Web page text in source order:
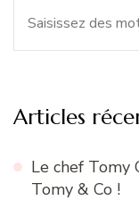
Articles
Le chef Tomy
Tomy & Co !